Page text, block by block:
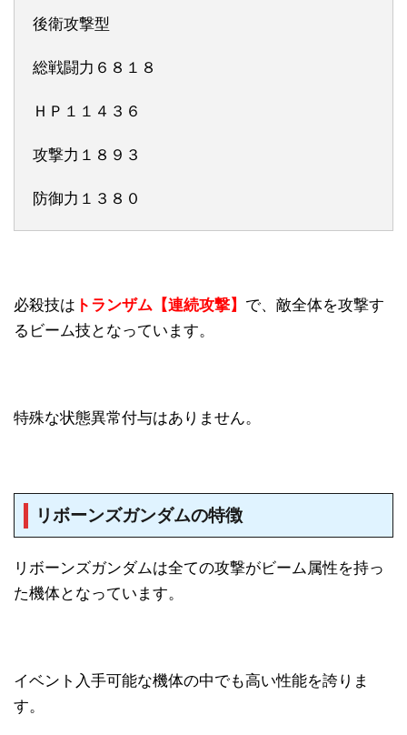
後衛攻撃型
総戦闘力６８１８
ＨＰ１１４３６
攻撃力１８９３
防御力１３８０
必殺技は トランザム【連続攻撃】 で、敵全体を攻撃す
るビーム技となっています。
特殊な状態異常付与はありません。
リボーンズガンダムの特徴
リボーンズガンダムは全ての攻撃がビーム属性を持っ
た機体となっています。
イベント入手可能な機体の中でも高い性能を誇りま
す。